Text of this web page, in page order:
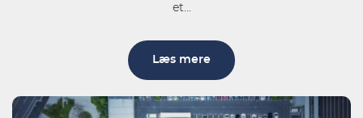
et...
Læs mere